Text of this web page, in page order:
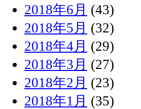
2018年6月 (43)
2018年5月 (32)
2018年4月 (29)
2018年3月 (27)
2018年2月 (23)
2018年1月 (35)